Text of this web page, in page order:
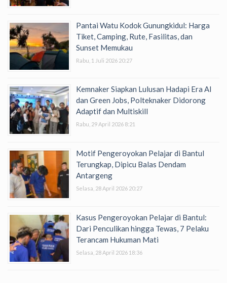
Pantai Watu Kodok Gunungkidul: Harga
Tiket, Camping, Rute, Fasilitas, dan
Sunset Memukau
Rabu, 1 Juli 2026 20:27
Kemnaker Siapkan Lulusan Hadapi Era AI
dan Green Jobs, Polteknaker Didorong
Adaptif dan Multiskill
Rabu, 29 April 2026 8:21
Motif Pengeroyokan Pelajar di Bantul
Terungkap, Dipicu Balas Dendam
Antargeng
Selasa, 28 April 2026 20:27
Kasus Pengeroyokan Pelajar di Bantul:
Dari Penculikan hingga Tewas, 7 Pelaku
Terancam Hukuman Mati
Selasa, 28 April 2026 18:36